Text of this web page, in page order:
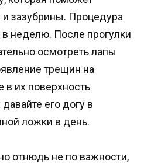
и зазубрины. Процедура
в неделю. После прогулки
осмотреть лапы
трещин на
в их поверхность
его догу в
ложки в день.
отнюдь не по важности,